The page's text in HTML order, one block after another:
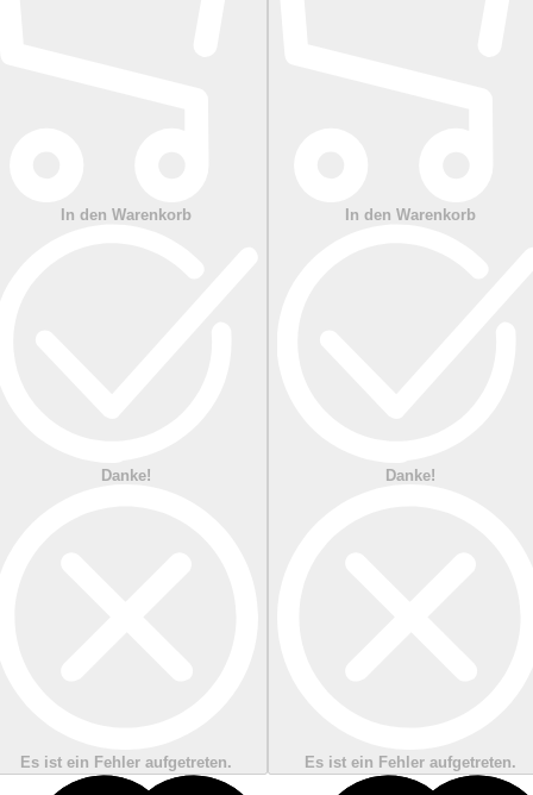
In den Warenkorb
Danke!
Es ist ein Fehler aufgetreten.
In den Warenkorb
Danke!
Es ist ein Fehler aufgetreten.